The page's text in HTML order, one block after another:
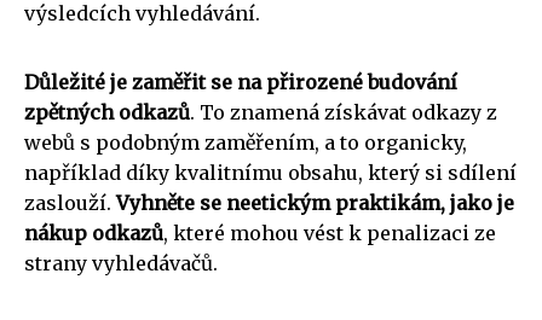
výsledcích vyhledávání.
Důležité je zaměřit se na přirozené budování
zpětných odkazů. To znamená získávat odkazy z
webů s podobným zaměřením, a to organicky,
například díky kvalitnímu obsahu, který si sdílení
zaslouží.Vyhněte se neetickým praktikám, jako je
nákup odkazů, které mohou vést k penalizaci ze
strany vyhledávačů.